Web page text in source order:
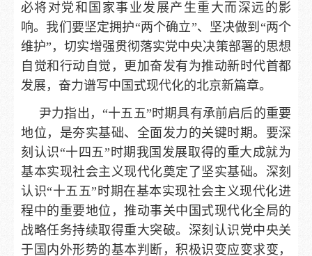
必将对党和国家事业发展产生重大而深远的影
响。我们要坚定拥护“两个确立”、坚决做到“两个
维护”，切实增强贯彻落实党中央决策部署的思想
自觉和行动自觉，更加奋发有为推动新时代首都
发展，奋力谱写中国式现代化的北京新篇章。
尹力指出，“十五五”时期具有承前启后的重要
地位，是夯实基础、全面发力的关键时期。要深
刻认识“十四五”时期我国发展取得的重大成就为
基本实现社会主义现代化奠定了坚实基础。深刻
认识“十五五”时期在基本实现社会主义现代化进
程中的重要地位，推动事关中国式现代化全局的
战略任务持续取得重大突破。深刻认识党中央关
于国内外形势的基本判断，积极识变应变求变，